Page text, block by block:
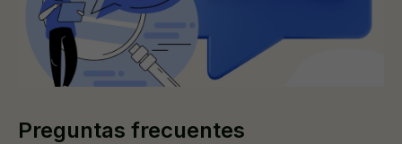
Preguntas frecuentes